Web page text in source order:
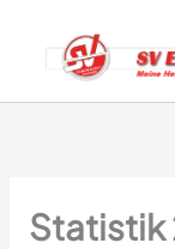
springen
Statistik